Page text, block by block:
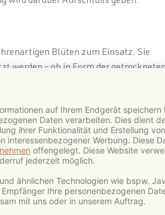
Blüten zum Einsatz. Sie
werden – ob in Form der getrockneten
aufwändigen Prozess hergestellt,
wird. Besonders wichtig ist, dass es
Schadstoffen ist, weil diese sonst